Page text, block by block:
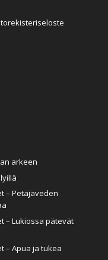
arkeen
– Petäjäveden
– Lukiossa pätevät
– Apua ja tukea